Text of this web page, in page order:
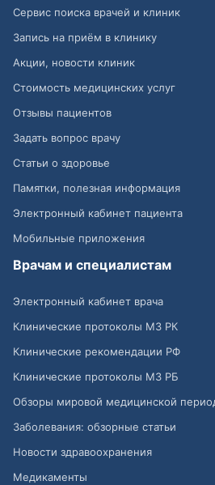
Сервис поиска врачей и клиник
Запись на приём в клинику
Акции, новости клиник
Стоимость медицинских услуг
Отзывы пациентов
Задать вопрос врачу
Статьи о здоровье
Памятки, полезная информация
Электронный кабинет пациента
Мобильные приложения
Врачам и специалистам
Электронный кабинет врача
Клинические протоколы МЗ РК
Клинические рекомендации РФ
Клинические протоколы МЗ РБ
Обзоры мировой медицинской
Заболевания: обзорные статьи
Новости здравоохранения
Медикаменты